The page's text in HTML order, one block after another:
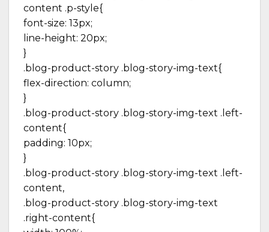
content .p-style{
font-size: 13px;
line-height: 20px;
}
.blog-product-story .blog-story-img-text{
flex-direction: column;
}
.blog-product-story .blog-story-img-text .left-
content{
padding: 10px;
}
.blog-product-story .blog-story-img-text .left-
content,
.blog-product-story .blog-story-img-text
.right-content{